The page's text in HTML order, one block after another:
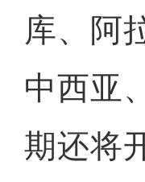
库、阿
中西亚
期还将